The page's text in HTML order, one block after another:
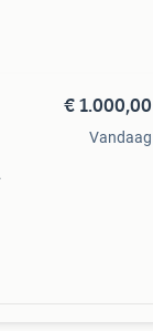
€ 1.000,00
Vandaag